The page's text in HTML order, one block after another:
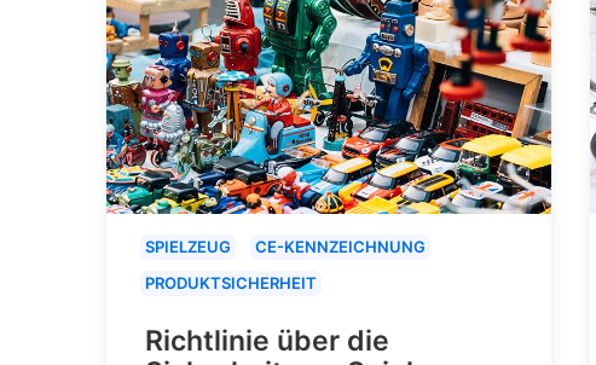
SPIELZEUG
CE-KENNZEICHNUNG
PRODUKTSICHERHEIT
Richtlinie über die